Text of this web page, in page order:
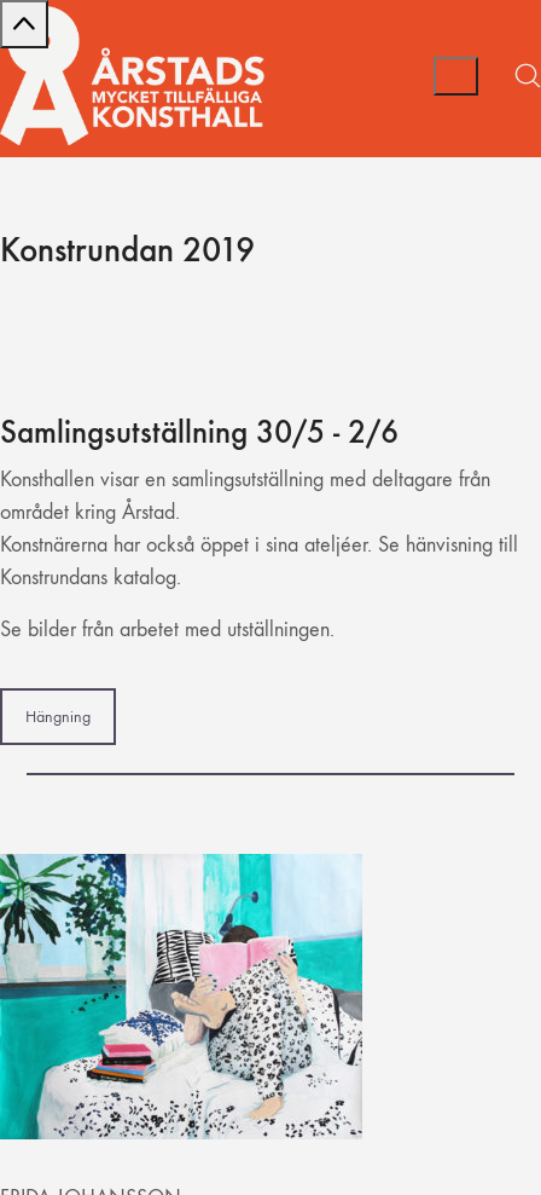
Konstrundan 2019
Samlingsutställning 30/5 - 2/6
Konsthallen visar en samlingsutställning med deltagare från
området kring Årstad.
Konstnärerna har också öppet i sina ateljéer. Se hänvisning till
Konstrundans katalog.
Se bilder från arbetet med utställningen.
Hängning